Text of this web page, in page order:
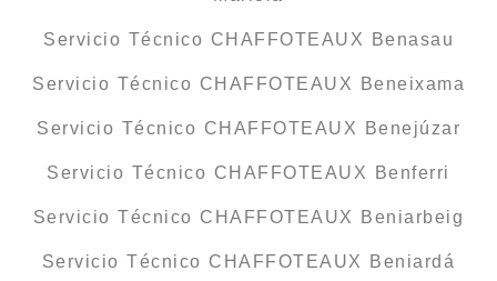
Servicio Técnico CHAFFOTEAUX Benasau
Servicio Técnico CHAFFOTEAUX Beneixama
Servicio Técnico CHAFFOTEAUX Benejúzar
Servicio Técnico CHAFFOTEAUX Benferri
Servicio Técnico CHAFFOTEAUX Beniarbeig
Servicio Técnico CHAFFOTEAUX Beniardá